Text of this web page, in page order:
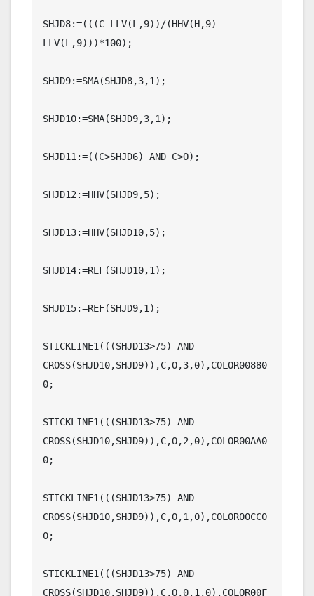
SHJD8:=(((C-LLV(L,9))/(HHV(H,9)-
LLV(L,9)))*100);
SHJD9:=SMA(SHJD8,3,1);
SHJD10:=SMA(SHJD9,3,1);
SHJD11:=((C>SHJD6) AND C>O);
SHJD12:=HHV(SHJD9,5);
SHJD13:=HHV(SHJD10,5);
SHJD14:=REF(SHJD10,1);
SHJD15:=REF(SHJD9,1);
STICKLINE1(((SHJD13>75) AND
CROSS(SHJD10,SHJD9)),C,O,3,0),COLOR00880
0;
STICKLINE1(((SHJD13>75) AND
CROSS(SHJD10,SHJD9)),C,O,2,0),COLOR00AA0
0;
STICKLINE1(((SHJD13>75) AND
CROSS(SHJD10,SHJD9)),C,O,1,0),COLOR00CC0
0;
STICKLINE1(((SHJD13>75) AND
CROSS(SHJD10,SHJD9)),C,O,0.1,0),COLOR00F